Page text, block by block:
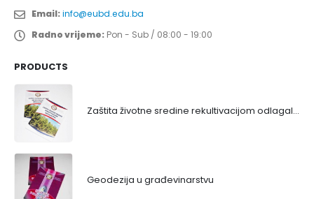
Email:info@eubd.edu.ba
Radno vrijeme: Pon - Sub / 08:00 - 19:00
PRODUCTS
Zaštita životne sredine rekultivacijom odlagališta
Geodezija u građevinarstvu